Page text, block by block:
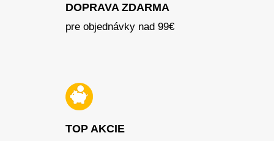
DOPRAVA ZDARMA
pre objednávky nad 99€
TOP AKCIE